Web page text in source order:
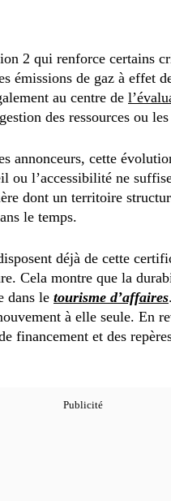
2 qui renforce certains
émissions de gaz à effet
au centre de
des ressources ou
annonceurs, cette
ou l’accessibilité ne
dont un territoire
le temps.
déjà de cette
Cela montre que la
dans le tourisme d’affaires
à elle seule. En
financement et des